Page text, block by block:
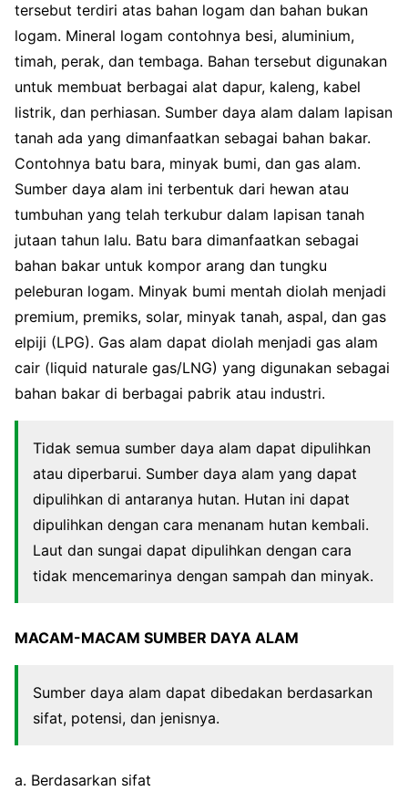
tersebut terdiri atas bahan logam dan bahan bukan
logam. Mineral logam contohnya besi, aluminium,
timah, perak, dan tembaga. Bahan tersebut digunakan
untuk membuat berbagai alat dapur, kaleng, kabel
listrik, dan perhiasan. Sumber daya alam dalam lapisan
tanah ada yang dimanfaatkan sebagai bahan bakar.
Contohnya batu bara, minyak bumi, dan gas alam.
Sumber daya alam ini terbentuk dari hewan atau
tumbuhan yang telah terkubur dalam lapisan tanah
jutaan tahun lalu. Batu bara dimanfaatkan sebagai
bahan bakar untuk kompor arang dan tungku
peleburan logam. Minyak bumi mentah diolah menjadi
premium, premiks, solar, minyak tanah, aspal, dan gas
elpiji (LPG). Gas alam dapat diolah menjadi gas alam
cair (liquid naturale gas/LNG) yang digunakan sebagai
bahan bakar di berbagai pabrik atau industri.
Tidak semua sumber daya alam dapat dipulihkan
atau diperbarui. Sumber daya alam yang dapat
dipulihkan di antaranya hutan. Hutan ini dapat
dipulihkan dengan cara menanam hutan kembali.
Laut dan sungai dapat dipulihkan dengan cara
tidak mencemarinya dengan sampah dan minyak.
MACAM-MACAM SUMBER DAYA ALAM
Sumber daya alam dapat dibedakan berdasarkan
sifat, potensi, dan jenisnya.
a. Berdasarkan sifat